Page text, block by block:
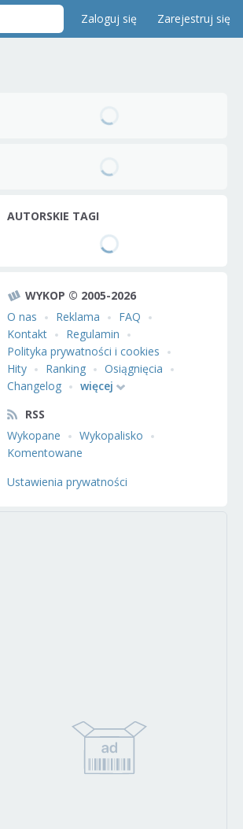
Zaloguj się Zarejestruj się
AUTORSKIE TAGI
WYKOP © 2005-2026
O nas
Reklama
FAQ
Kontakt
Regulamin
Polityka prywatności i cookies
Hity
Ranking
Osiągnięcia
Changelog
więcej
RSS
Wykopane
Wykopalisko
Komentowane
Ustawienia prywatności